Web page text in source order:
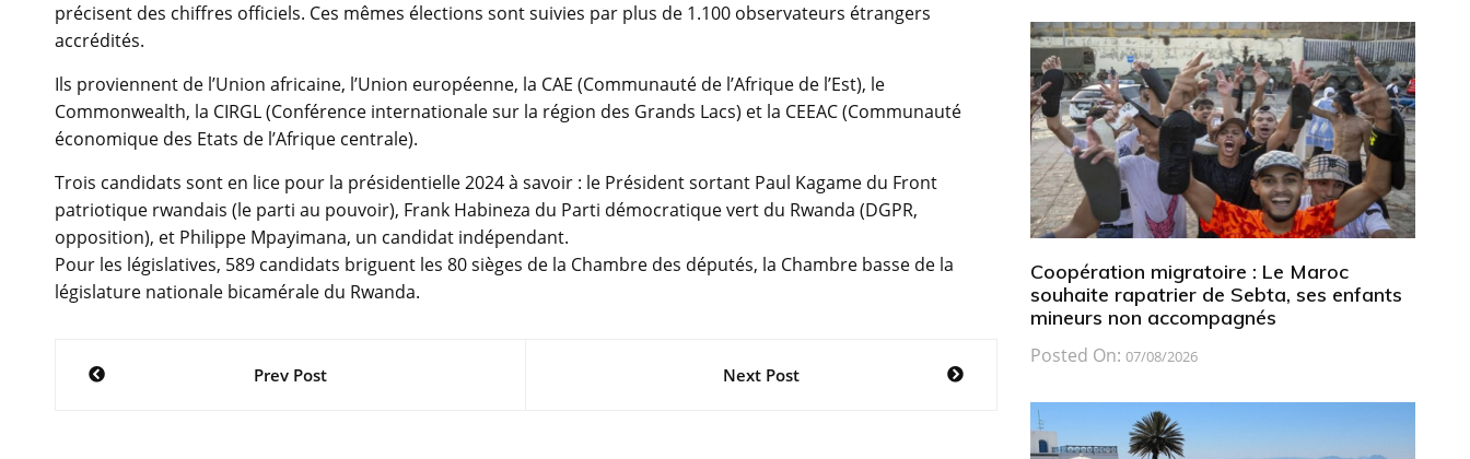
précisent des chiffres officiels. Ces mêmes élections sont suivies par plus de 1.100 observateurs étrangers
accrédités.
Ils proviennent de l’Union africaine, l’Union européenne, la CAE (Communauté de l’Afrique de l’Est), le
Commonwealth, la CIRGL (Conférence internationale sur la région des Grands Lacs) et la CEEAC (Communauté
économique des Etats de l’Afrique centrale).
Trois candidats sont en lice pour la présidentielle 2024 à savoir : le Président sortant Paul Kagame du Front
patriotique rwandais (le parti au pouvoir), Frank Habineza du Parti démocratique vert du Rwanda (DGPR,
opposition), et Philippe Mpayimana, un candidat indépendant.
Pour les législatives, 589 candidats briguent les 80 sièges de la Chambre des députés, la Chambre basse de la
législature nationale bicamérale du Rwanda.
NavigationPrev Post Next Post
Coopération migratoire : Le Maroc
souhaite rapatrier de Sebta, ses enfants
mineurs non accompagnés
Posted On: 07/08/2026